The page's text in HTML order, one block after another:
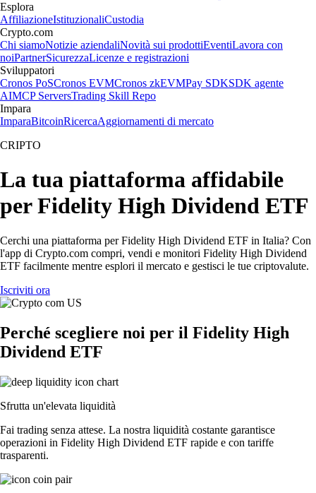
Esplora
AffiliazioneIstituzionaliCustodia
Crypto.com
Chi siamoNotizie aziendaliNovità sui prodottiEventiLavora con
noiPartnerSicurezzaLicenze e registrazioni
Sviluppatori
Cronos PoSCronos EVMCronos zkEVMPay SDKSDK agente
AIMCP ServersTrading Skill Repo
Impara
ImparaBitcoinRicercaAggiornamenti di mercato
CRIPTO
La tua piattaforma affidabile
per Fidelity High Dividend ETF
Cerchi una piattaforma per Fidelity High Dividend ETF in Italia? Con
l'app di Crypto.com compri, vendi e monitori Fidelity High Dividend
ETF facilmente mentre esplori il mercato e gestisci le tue criptovalute.
Iscriviti ora
Perché scegliere noi per il Fidelity High
Dividend ETF
Sfrutta un'elevata liquidità
Fai trading senza attese. La nostra liquidità costante garantisce
operazioni in Fidelity High Dividend ETF rapide e con tariffe
trasparenti.